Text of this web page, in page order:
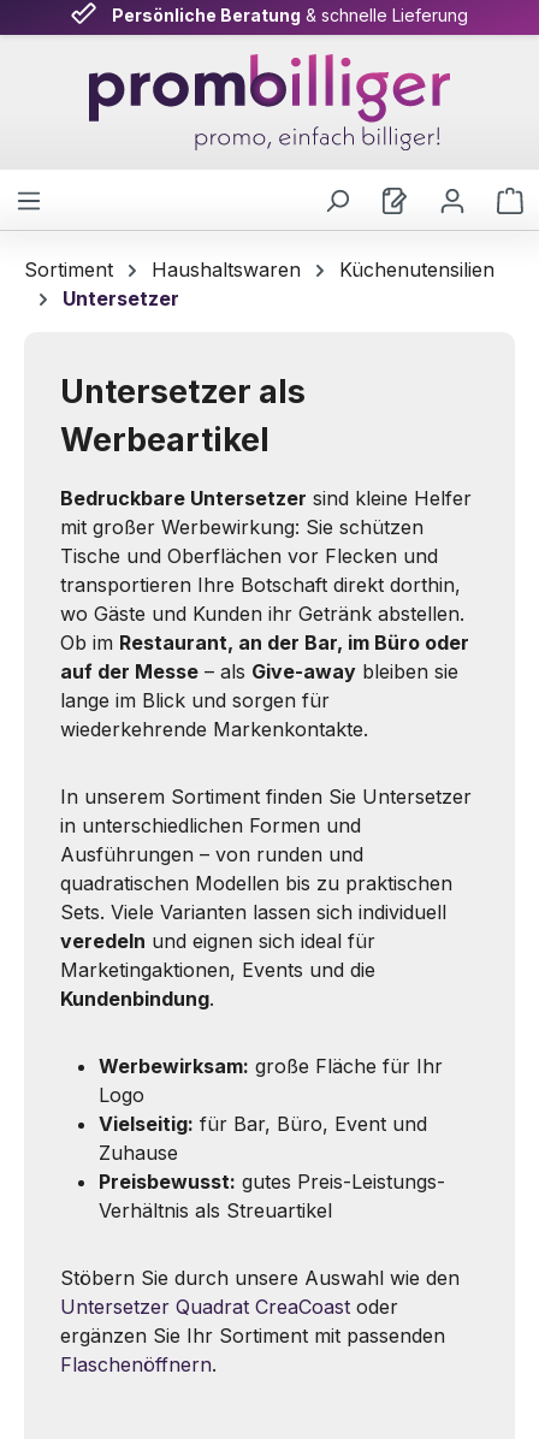
Zum Hauptinhalt springen
Persönliche Beratung & schnelle Lieferung
Sortiment Haushaltswaren
Küchenutensilien
Untersetzer
Untersetzer als
Werbeartikel
Bedruckbare Untersetzer sind kleine Helfer
mit großer Werbewirkung: Sie schützen
Tische und Oberflächen vor Flecken und
transportieren Ihre Botschaft direkt dorthin,
wo Gäste und Kunden ihr Getränk abstellen.
Ob im Restaurant, an der Bar, im Büro oder
auf der Messe – als Give-away bleiben sie
lange im Blick und sorgen für
wiederkehrende Markenkontakte.
In unserem Sortiment finden Sie Untersetzer
in unterschiedlichen Formen und
Ausführungen – von runden und
quadratischen Modellen bis zu praktischen
Sets. Viele Varianten lassen sich individuell
veredeln und eignen sich ideal für
Marketingaktionen, Events und die
Kundenbindung.
Werbewirksam: große Fläche für Ihr
Logo
Vielseitig: für Bar, Büro, Event und
Zuhause
Preisbewusst: gutes Preis-Leistungs-
Verhältnis als Streuartikel
Stöbern Sie durch unsere Auswahl wie den
Untersetzer Quadrat CreaCoast oder
ergänzen Sie Ihr Sortiment mit passenden
Flaschenöffnern.